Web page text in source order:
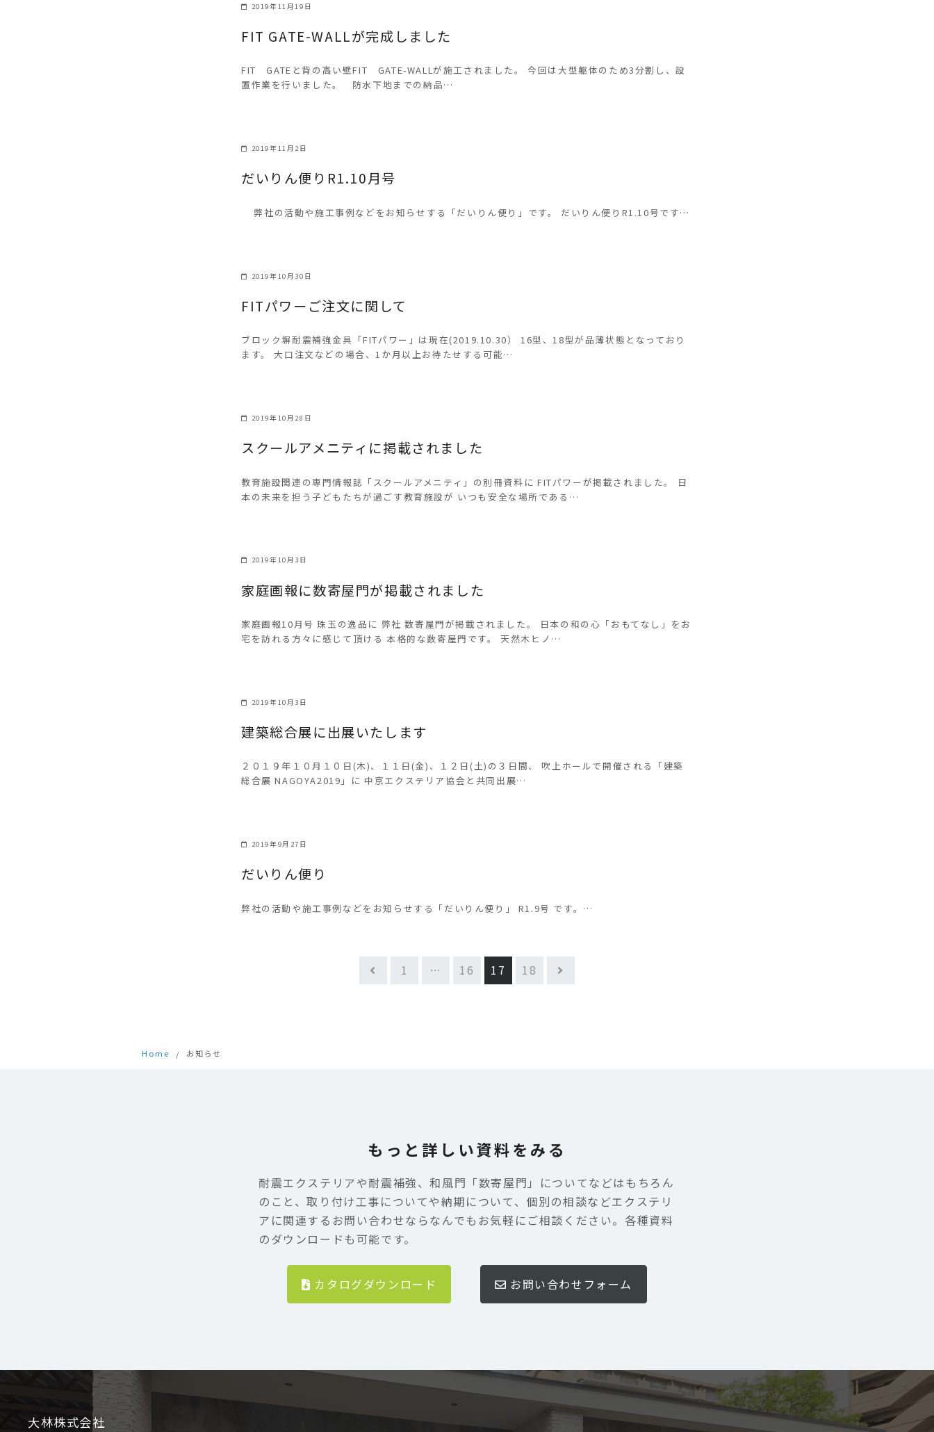
2019年11月19日
FIT GATE-WALLが完成しました
FIT GATEと背の高い壁FIT GATE-WALLが施工されました。 今回は大型躯体のため3分割し、設
置作業を行いました。 防水下地までの納品…
2019年11月2日
だいりん便りR1.10月号
弊社の活動や施工事例などをお知らせする「だいりん便り」です。 だいりん便りR1.10号です…
2019年10月30日
FITパワーご注文に関して
ブロック塀耐震補強金具「FITパワー」は現在(2019.10.30） 16型、18型が品薄状態となっており
ます。 大口注文などの場合、1か月以上お待たせする可能…
2019年10月28日
スクールアメニティに掲載されました
教育施設関連の専門情報誌「スクールアメニティ」の別冊資料に FITパワーが掲載されました。 日
本の未来を担う子どもたちが過ごす教育施設が いつも安全な場所である…
2019年10月3日
家庭画報に数寄屋門が掲載されました
家庭画報10月号 珠玉の逸品に 弊社 数寄屋門が掲載されました。 日本の和の心「おもてなし」をお
宅を訪れる方々に感じて頂ける 本格的な数寄屋門です。 天然木ヒノ…
2019年10月3日
建築総合展に出展いたします
２０１９年１０月１０日(木)、１１日(金)、１２日(土)の３日間、 吹上ホールで開催される「建築
総合展 NAGOYA2019」に 中京エクステリア協会と共同出展…
2019年9月27日
だいりん便り
弊社の活動や施工事例などをお知らせする「だいりん便り」 R1.9号 です。…
1 … 16 17 18
Home お知らせ
もっと詳しい資料をみる
耐震エクステリアや耐震補強、和風門「数寄屋門」についてなどはもちろん
のこと、取り付け工事についてや納期について、個別の相談などエクステリ
アに関連するお問い合わせならなんでもお気軽にご相談ください。各種資料
のダウンロードも可能です。
カタログダウンロード お問い合わせフォーム
大林株式会社